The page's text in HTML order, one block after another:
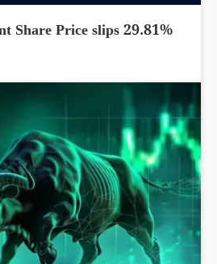
Share Price slips 29.81%